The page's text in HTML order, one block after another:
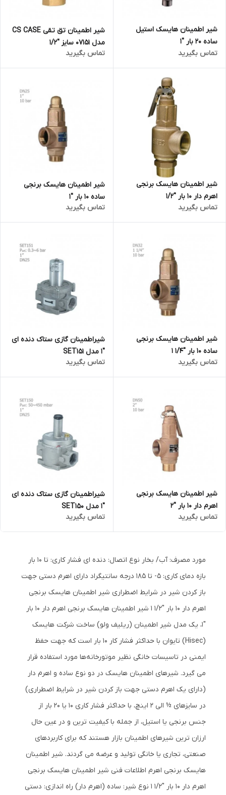
شیر اطمینان هایسک استیل
ساده 20 بار "1
تماس بگیرید
شیر اطمینان تق تقی CS CASE
مدل 07151 سایز "1/2
تماس بگیرید
شیر اطمینان هایسک برنجی
اهرم دار 10 بار "1/2
تماس بگیرید
شیر اطمینان هایسک برنجی
ساده 10 بار "1
تماس بگیرید
شیر اطمینان هایسک برنجی
ساده 10 بار "1/4 1
تماس بگیرید
شیراطمینان گازی ستاک دنده ای
"1 مدل SET151
تماس بگیرید
شیر اطمینان هایسک برنجی
اهرم دار 10 بار "2
تماس بگیرید
شیراطمینان گازی ستاک دنده ای
"1 مدل SET150
تماس بگیرید
مورد مصرف: آب/ بخار نوع اتصال: دنده ای فشار کاری: تا 10 بار
بازه دمای کاری: 5- تا 185 درجه سانتیگراد دارای اهرم دستی جهت
باز کردن شیر در شرایط اضطراری شیر اطمینان هایسک برنجی
اهرم دار 10 بار "1/2 1 شیر اطمینان هایسک برنجی اهرم دار 10 بار
"1، یک مدل شیر اطمینان (ریلیف ولو) ساخت شرکت هایسک
(Hisec) تایوان با حداکثر فشار کار 10 بار است که جهت حفظ
ایمنی در تاسیسات خانگی نظیر موتورخانه‌ها مورد استفاده قرار
می گیرد. شیرهای اطمینان هایسک در دو نوع ساده و اهرم‌ دار
(دارای یک اهرم دستی جهت باز کردن شیر در شرایط اضطراری)
در سایزهای ½ الی 2 اینچ، با حداکثر فشار کاری 10 یا 20 بار از
جنس برنجی یا استیل، از جمله با کیفیت ترین و در عین حال
ارزان ترین شیرهای اطمینان بازار هستند که برای کاربردهای
صنعتی، تجاری یا خانگی تولید و عرضه می گردند. شیر اطمینان
هایسک برنجی اهرم اطلاعات فنی شیر اطمینان هایسک برنجی
اهرم دار 10 بار "1/2 1 نوع شیر: ساده (اهرم دار) راه اندازی: دستی